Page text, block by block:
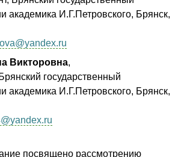
академика И.Г.Петровского, Брянск,
Викторовна,
государственный
академика И.Г.Петровского, Брянск,
посвящено рассмотрению